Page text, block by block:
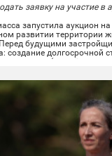
заявку на участие в
запустила аукцион
развитии территории
будущими
создание долгосрочной
элементы (жильё,
жизнь...